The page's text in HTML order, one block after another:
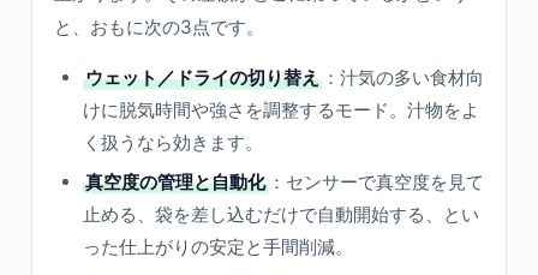
と、おもに次の3点です。
ウェット／ドライの切り替え ：汁気の多い食材向
けに脱気時間や強さを調整するモード。汁物をよ
く扱うなら効きます。
真空度の管理と自動化 ：センサーで真空度を見て
止める、袋を差し込むだけで自動開始する、とい
った仕上がりの安定と手間削減。